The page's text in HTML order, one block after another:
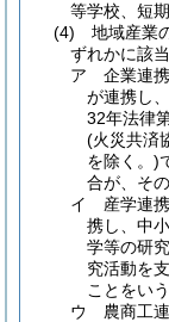
等学校、短
(4)
地域産業
ずれかに該
ア
企業連
が連携し
32年法律
(火災共済
を除く。)
合が、そ
イ
産学連
携し、中
学等の研
究活動を
ことをいう
ウ
農商工